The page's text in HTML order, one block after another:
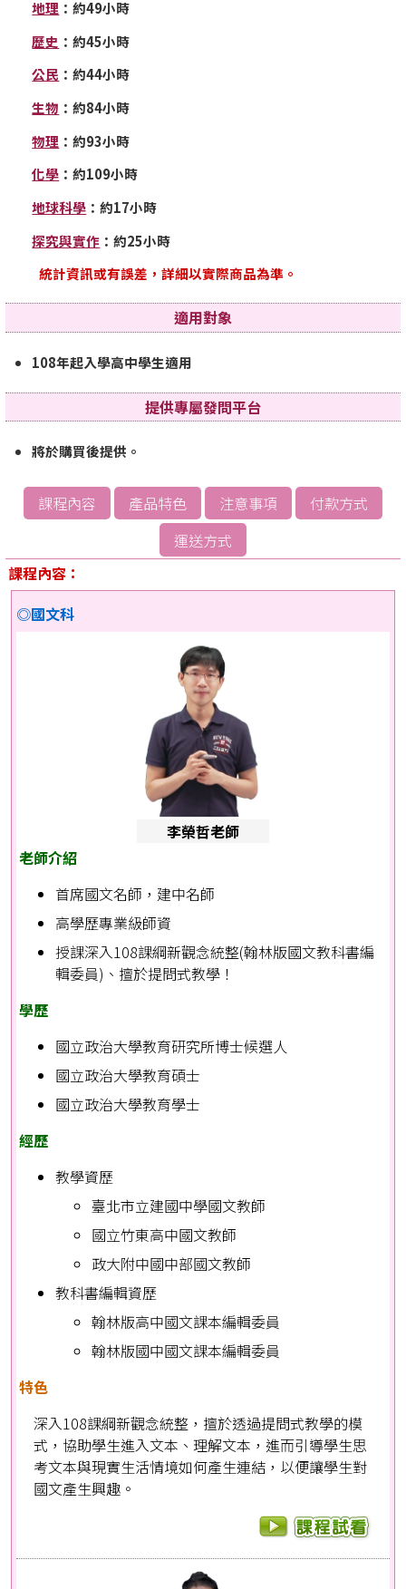
地理 ：約49小時
歷史 ：約45小時
公民 ：約44小時
生物 ：約84小時
物理 ：約93小時
化學 ：約109小時
地球科學 ：約17小時
探究與實作 ：約25小時
統計資訊或有誤差，詳細以實際商品為準。
適用對象
108年起入學高中學生適用
提供專屬發問平台
將於購買後提供。
課程內容 產品特色 注意事項
付款方式
運送方式
課程內容：
◎國文科
李榮哲老師
老師介紹
首席國文名師，建中名師
高學歷專業級師資
授課深入108課綱新觀念統整(翰林版國文教科書編
輯委員)、擅於提問式教學！
學歷
國立政治大學教育研究所博士候選人
國立政治大學教育碩士
國立政治大學教育學士
經歷
教學資歷
臺北市立建國中學國文教師
國立竹東高中國文教師
政大附中國中部國文教師
教科書編輯資歷
翰林版高中國文課本編輯委員
翰林版國中國文課本編輯委員
特色
深入108課綱新觀念統整，擅於透過提問式教學的模
式，協助學生進入文本、理解文本，進而引導學生思
考文本與現實生活情境如何產生連結，以便讓學生對
國文產生興趣。